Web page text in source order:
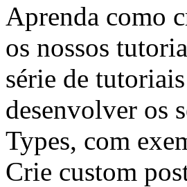
Aprenda como
os nossos
série de
desenvolver os
Types, com
Crie custom